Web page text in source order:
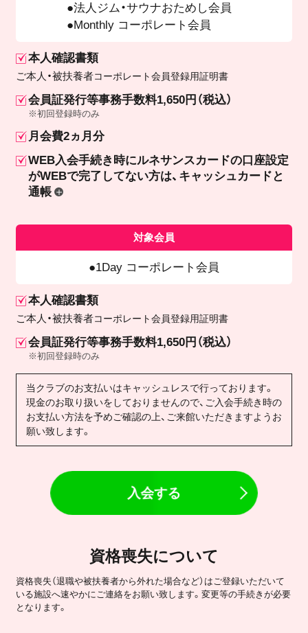
法人ジム・サウナおためし会員
Monthly コーポレート会員
本人確認書類
ご本人・被扶養者コーポレート会員登録用証明書
会員証発行等事務手数料1,650円（税込）
※初回登録時のみ
月会費2ヵ月分
WEB入会手続き時にルネサンスカードの口座設定
がWEBで完了してない方は、キャッシュカードと
通帳
対象会員
1Day コーポレート会員
本人確認書類
ご本人・被扶養者コーポレート会員登録用証明書
会員証発行等事務手数料1,650円（税込）
※初回登録時のみ
当クラブのお支払いはキャッシュレスで行っております。
現金のお取り扱いをしておりませんので、ご入会手続き時の
お支払い方法を予めご確認の上、ご来館いただきますようお
願い致します。
入会する
資格喪失について
資格喪失（退職や被扶養者から外れた場合など）はご登録いただいて
いる施設へ速やかにご連絡をお願い致します。変更等の手続きが必要
となります。